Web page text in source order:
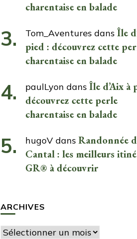
charentaise en balade
Tom_Aventuresdans Île
pied : découvrez cette
charentaise en balade
paulLyon dans Île d’Aix à
découvrez cette perle
charentaise en balade
hugoVdans Randonnée
Cantal : les meilleurs
GR® à découvrir
ARCHIVES
Archives